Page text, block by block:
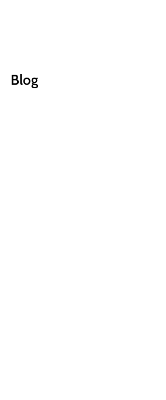
Blog